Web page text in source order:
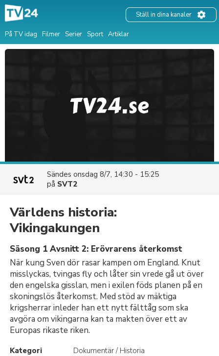
På TV idag Filmer Serier Sport Artiklar
Ställ in dina kanaler
Sändes onsdag 8/7, 14:30 - 15:25
på SVT2
Världens historia:
Vikingakungen
Säsong 1 Avsnitt 2: Erövrarens återkomst
När kung Sven dör rasar kampen om England. Knut
misslyckas, tvingas fly och låter sin vrede gå ut över
den engelska gisslan, men i exilen föds planen på en
skoningslös återkomst. Med stöd av mäktiga
krigsherrar inleder han ett nytt fälttåg som ska
avgöra om vikingarna kan ta makten över ett av
Europas rikaste riken.
Kategori
Dokumentär / Historia